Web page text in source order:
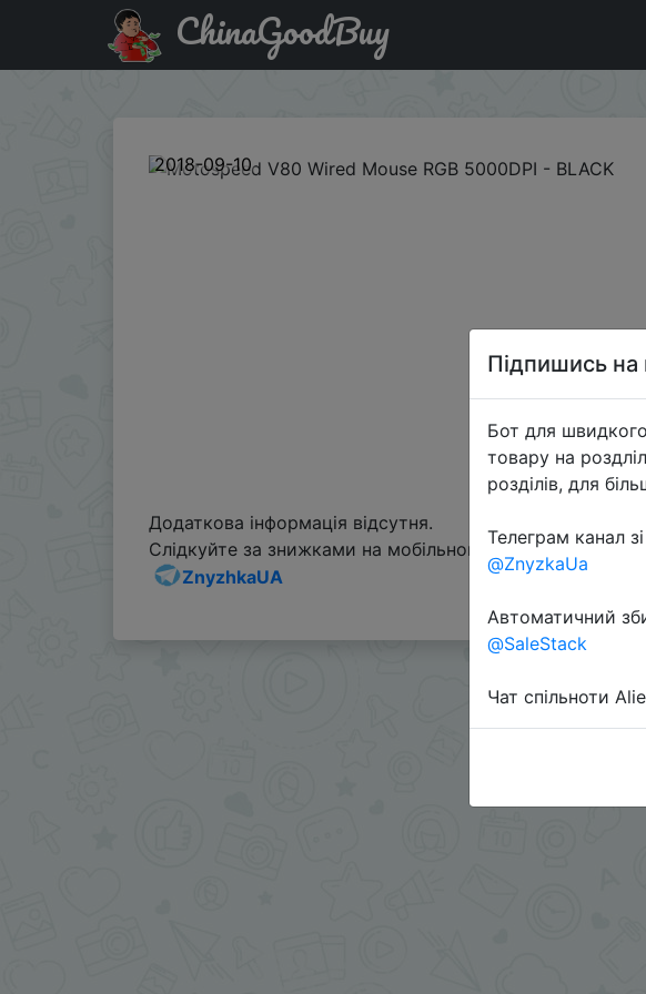
Паридбати з промокодом GB-CNMSV80 Motospeed V80 Wired Mouse
ChinaGoodBuy
2018-09-10
Додаткова інформація відсутня.
Слідкуйте за знижками на мобільному, в телеграм
ZnyzhkaUA
Підпишись на
Бот для
товару на
розділів, для
Телеграм канал
@ZnyzkaUa
Автоматичний
@SaleStack
Чат спільноти